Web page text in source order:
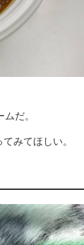
だ。
みてほしい。